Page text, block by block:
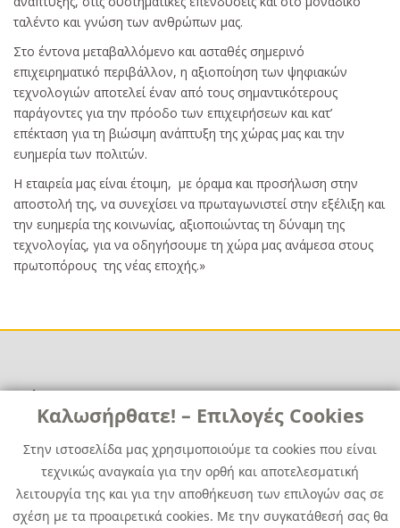
Καλωσήρθατε! – Επιλογές Cookies
Στην ιστοσελίδα μας χρησιμοποιούμε τα cookies που είναι
τεχνικώς αναγκαία για την ορθή και αποτελεσματική
λειτουργία της και για την αποθήκευση των επιλογών σας σε
σχέση με τα προαιρετικά cookies. Με την συγκατάθεσή σας θα
ταλέντο και γνώση των ανθρώπων μας.
Στο έντονα μεταβαλλόμενο και ασταθές σημερινό
επιχειρηματικό περιβάλλον, η αξιοποίηση των ψηφιακών
τεχνολογιών αποτελεί έναν από τους σημαντικότερους
παράγοντες για την πρόοδο των επιχειρήσεων και κατ’
επέκταση για τη βιώσιμη ανάπτυξη της χώρας μας και την
ευημερία των πολιτών.
Η εταιρεία μας είναι έτοιμη, με όραμα και προσήλωση στην
αποστολή της, να συνεχίσει να πρωταγωνιστεί στην εξέλιξη και
την ευημερία της κοινωνίας, αξιοποιώντας τη δύναμη της
τεχνολογίας, για να οδηγήσουμε τη χώρα μας ανάμεσα στους
πρωτοπόρους της νέας εποχής.»
Χρήσιμα
Χρήσιμα
Επικοινωνία
Media Kit
Καριέρα
Όμιλος Quest
Site Map